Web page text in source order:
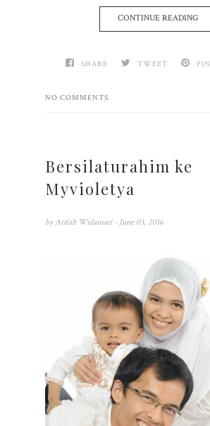
CONTINUE READING
SHARE TWEET PIN
NO COMMENTS
Bersilaturahim ke
Myvioletya
by Arifah Wulansari - June 03, 2016